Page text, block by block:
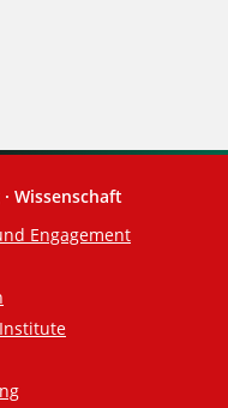
Wissenschaft
Engagement